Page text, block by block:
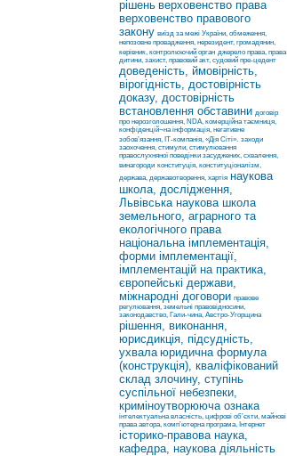
рішень верховенство права
верховенство правового
закону виїзд за межі України, обмеження,
непозовне провадження, нерезидент, громадянин,
керівник, контролюючий орган джерело права, права
дитини, захист, правовий акт, судовий пре-цедент
доведеність, ймовірність,
вірогідність, достовірність
доказу, достовірність
встановлення обставини договір
про нерозголошення, NDA, комерційна таємниця,
конфіденцій¬на інформація, негативне
зобов’язання, ІТ-компанія, «Дія Сіті». заходи
заохочення, стимули, стимулювання
правослухняної поведінки засуджених, схвалення,
винагороди конституція, конституціоналізм,
держава, державотворення, хартія наукова
школа, дослідження,
Львівська наукова школа
земельного, аграрного та
екологічного права
національна імплементація,
форми імплементації,
імплементацій на практика,
європейські держави,
міжнародні договори правове
регулювання, земельні правовідносини,
законодавство, Гали-чина, Австро-Угорщина
рішення, виконання,
юрисдикція, підсудність,
ухвала юридична формула
(конструкція), кваліфікований
склад злочину, ступінь
суспільної небезпеки,
криміноутворююча ознака
інтелектуальна власність, цифрові об’єкти, майнові
права автора, комп’ютерна програма, Інтернет
історико-правова наука,
кафедра, наукова діяльність